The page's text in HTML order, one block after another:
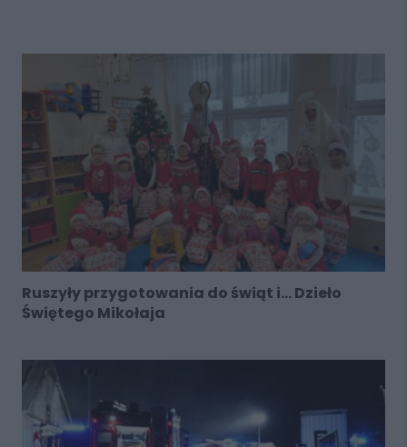
Ruszyły przygotowania do świąt i... Dzieło
Świętego Mikołaja